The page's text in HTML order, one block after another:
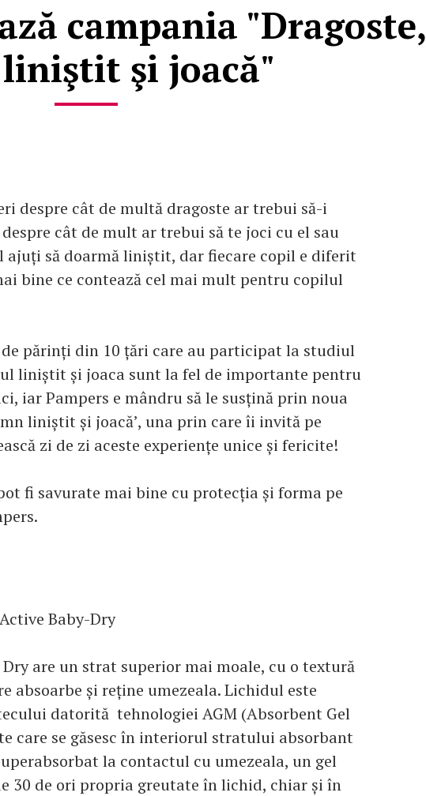
campania "Dragoste,
şi joacă"
despre cât de multă dragoste ar trebui să-i
cât de mult ar trebui să te joci cu el sau
ajuți să doarmă liniștit, dar fiecare copil e diferit
bine ce contează cel mai mult pentru copilul
de părinți din 10 țări care au participat la studiul
liniștit și joaca sunt la fel de importante pentru
iar Pampers e mândru să le susțină prin noua
liniștit și joacă’, una prin care îi invită pe
zi de zi aceste experiențe unice și fericite!
fi savurate mai bine cu protecția și forma pe
Baby-Dry
are un strat superior mai moale, cu o textură
absoarbe și reține umezeala. Lichidul este
datorită tehnologiei AGM (Absorbent Gel
care se găsesc în interiorul stratului absorbant
la contactul cu umezeala, un gel
30 de ori propria greutate în lichid, chiar și în